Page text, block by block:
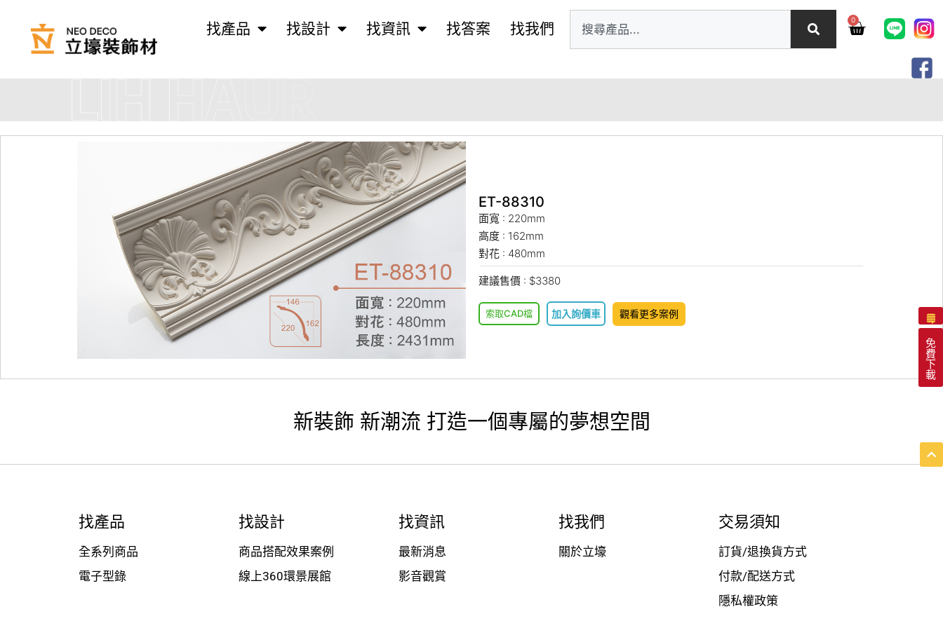
找產品 找設計 找資訊 找答案 找我們 0
ET-88310
面寬 : 220mm
高度 : 162mm
對花 : 480mm
建議售價 : $3380
索取CAD檔 加入詢價車 觀看更多案例
免
費
下
載
新裝飾 新潮流 打造一個專屬的夢想空間
找產品
全系列商品
電子型錄
找設計
商品搭配效果案例
線上360環景展館
找資訊
最新消息
影音觀賞
找我們
關於立壕
交易須知
訂貨/退換貨方式
付款/配送方式
隱私權政策